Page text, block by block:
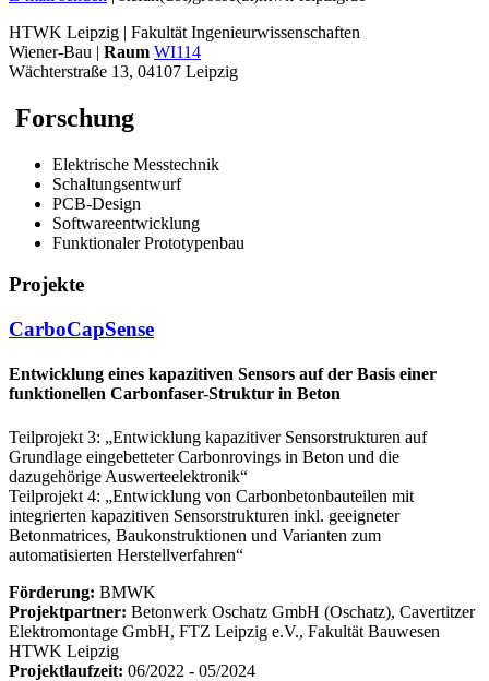
HTWK Leipzig | Fakultät Ingenieurwissenschaften
Wiener-Bau | Raum WI114
Wächterstraße 13, 04107 Leipzig
Forschung
Elektrische Messtechnik
Schaltungsentwurf
PCB‐Design
Softwareentwicklung
Funktionaler Prototypenbau
Projekte
CarboCapSense
Entwicklung eines kapazitiven Sensors auf der Basis einer
funktionellen Carbonfaser-Struktur in Beton
Teilprojekt 3: „Entwicklung kapazitiver Sensorstrukturen auf
Grundlage eingebetteter Carbonrovings in Beton und die
dazugehörige Auswerteelektronik“
Teilprojekt 4: „Entwicklung von Carbonbetonbauteilen mit
integrierten kapazitiven Sensorstrukturen inkl. geeigneter
Betonmatrices, Baukonstruktionen und Varianten zum
automatisierten Herstellverfahren“
Förderung: BMWK
Projektpartner: Betonwerk Oschatz GmbH (Oschatz), Cavertitzer
Elektromontage GmbH, FTZ Leipzig e.V., Fakultät Bauwesen
HTWK Leipzig
Projektlaufzeit: 06/2022 - 05/2024